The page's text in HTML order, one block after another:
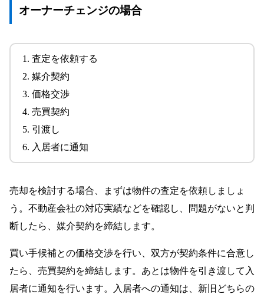
オーナーチェンジの場合
査定を依頼する
媒介契約
価格交渉
売買契約
引渡し
入居者に通知
売却を検討する場合、まずは物件の査定を依頼しましょ
う。不動産会社の対応実績などを確認し、問題がないと判
断したら、媒介契約を締結します。
買い手候補との価格交渉を行い、双方が契約条件に合意し
たら、売買契約を締結します。あとは物件を引き渡して入
居者に通知を行います。入居者への通知は、新旧どちらの